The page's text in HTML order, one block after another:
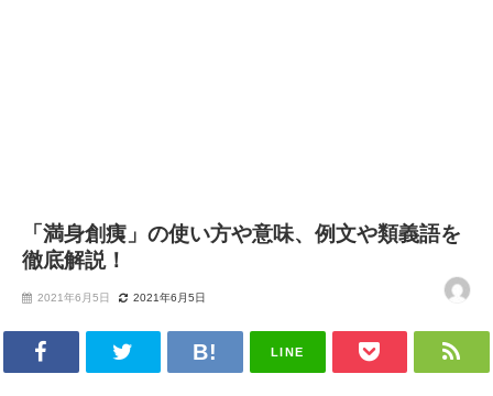
「満身創痍」の使い方や意味、例文や類義語を
徹底解説！
2021年6月5日 2021年6月5日
LINE